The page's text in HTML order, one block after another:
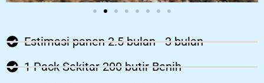
Estimasi panen 2.5 bulan - 3 bulan
1 Pack Sekitar 200 butir Benih